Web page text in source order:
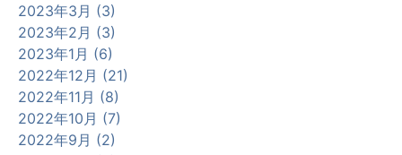
2023年3月 (3)
2023年2月 (3)
2023年1月 (6)
2022年12月 (21)
2022年11月 (8)
2022年10月 (7)
2022年9月 (2)